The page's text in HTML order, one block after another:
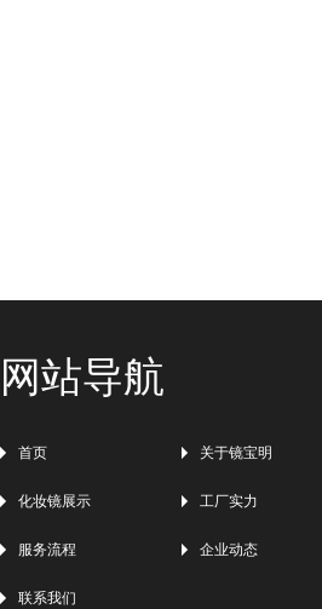
网站导航
首页 关于镜宝明
化妆镜展示 工厂实力
服务流程 企业动态
联系我们